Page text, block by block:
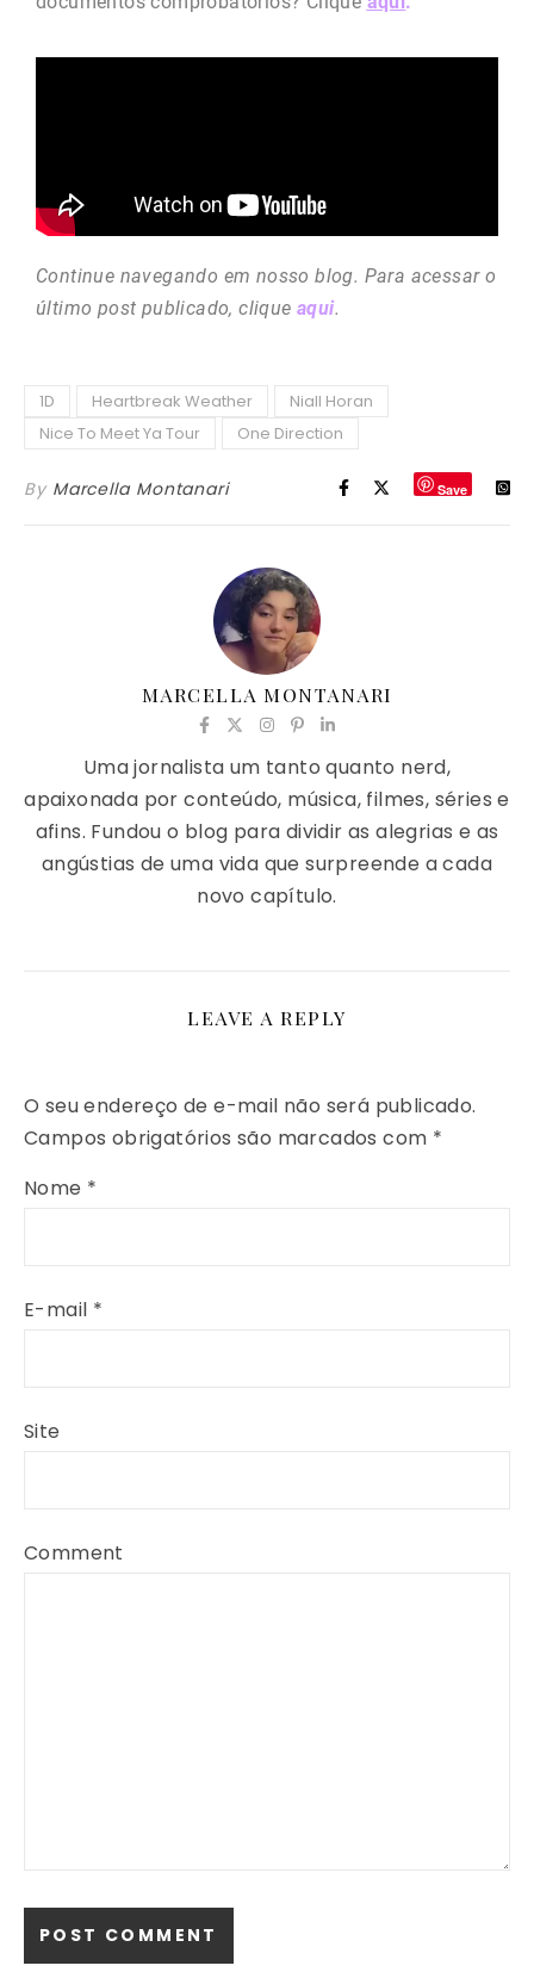
Continue navegando em nosso blog. Para acessar o
último post publicado, clique aqui.
1D Heartbreak Weather
Niall Horan
Nice To Meet Ya Tour
One Direction
By Marcella Montanari Save
MARCELLA MONTANARI
Uma jornalista um tanto quanto nerd,
apaixonada por conteúdo, música, filmes, séries e
afins. Fundou o blog para dividir as alegrias e as
angústias de uma vida que surpreende a cada
novo capítulo.
LEAVE A REPLY
O seu endereço de e-mail não será publicado.
Campos obrigatórios são marcados com *
Nome *
E-mail *
Site
Comment